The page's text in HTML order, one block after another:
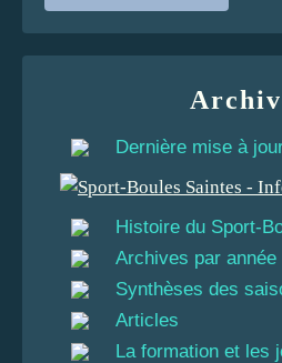
Dernière mise à
Histoire du Sport-
Archives par année
Synthèses des
Articles
La formation et les